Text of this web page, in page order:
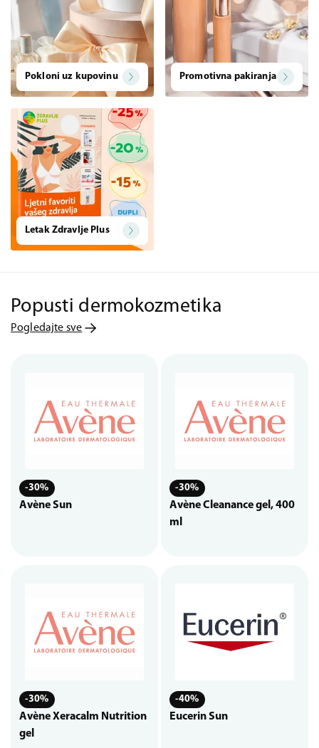
Pokloni uz kupovinu Promotivna pakiranja
Letak Zdravlje Plus
Popusti dermokozmetika
Pogledajte sve
-30%
Avène Sun
-30%
Avène Cleanance gel, 400
ml
-30%
Avène Xeracalm Nutrition
gel
-40%
Eucerin Sun